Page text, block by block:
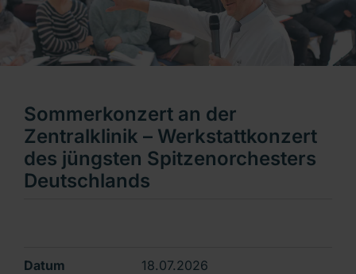
KONTAKT
Ein Unternehmen der RHÖN-KLINIKUM AG
Sommerkonzert an der
Zentralklinik – Werkstattkonzert
des jüngsten Spitzenorchesters
Deutschlands
Datum 18.07.2026